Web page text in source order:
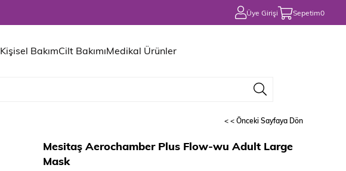
Üye Girişi Sepetim0
Kişisel BakımCilt BakımıMedikal Ürünler
< < Önceki Sayfaya Dön
Mesitaş Aerochamber Plus Flow-wu Adult Large
Mask